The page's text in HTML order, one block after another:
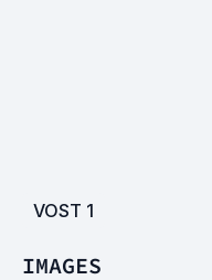
VOST 1
IMAGES